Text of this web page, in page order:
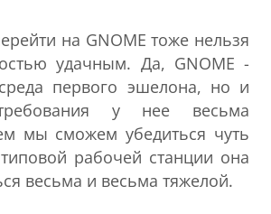
на GNOME тоже нельзя
удачным. Да, GNOME -
первого эшелона, но и
у нее весьма
мы сможем убедиться чуть
рабочей станции она
весьма и весьма тяжелой.